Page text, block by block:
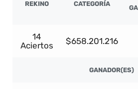
REKINO CATEGORÍA
14
Aciertos
$658.201.216
GANADOR(ES)